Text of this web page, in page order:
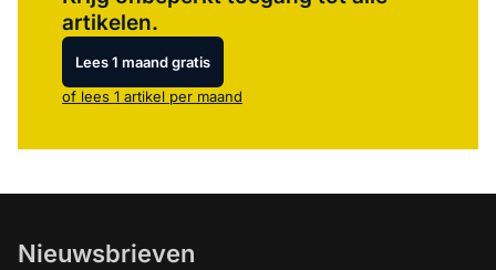
artikelen.
Lees 1 maand gratis
of lees 1 artikel per maand
Nieuwsbrieven